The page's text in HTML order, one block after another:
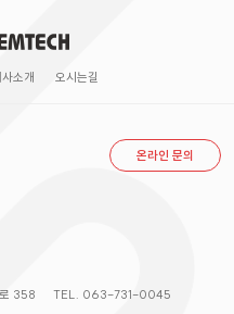
사소개 오시는길
358
TEL. 063-731-0045
온라인 문의